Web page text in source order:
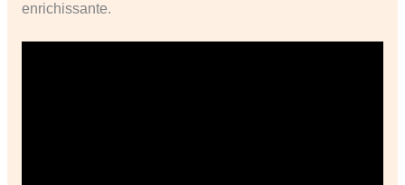
enrichissante.